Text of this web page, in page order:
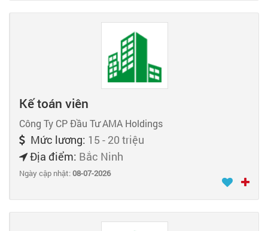
Kế toán viên
Công Ty CP Đầu Tư AMA Holdings
Mức lương: 15 - 20 triệu
Địa điểm: Bắc Ninh
Ngày cập nhật:08-07-2026